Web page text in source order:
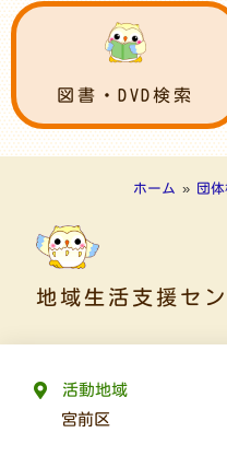
図書・DVD検索
ホーム » 団
地域生活支援セ
活動地域
宮前区